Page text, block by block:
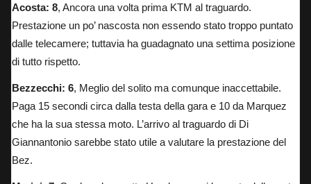
Acosta: 8, Ancora una volta prima KTM al traguardo.
Prestazione un po’ nascosta non essendo stato troppo puntato
dalle telecamere; tuttavia ha guadagnato una settima posizione
di tutto rispetto.
Bezzecchi: 6, Meglio del solito ma comunque inaccettabile.
Paga 15 secondi circa dalla testa della gara e 10 da Marquez
che ha la sua stessa moto. L’arrivo al traguardo di Di
Giannantonio sarebbe stato utile a valutare la prestazione del
Bez.